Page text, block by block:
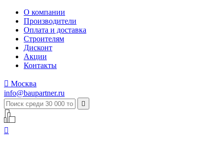
О компании
Производители
Оплата и доставка
Строителям
Дисконт
Акции
Контакты
 Москва
info@baupartner.ru

